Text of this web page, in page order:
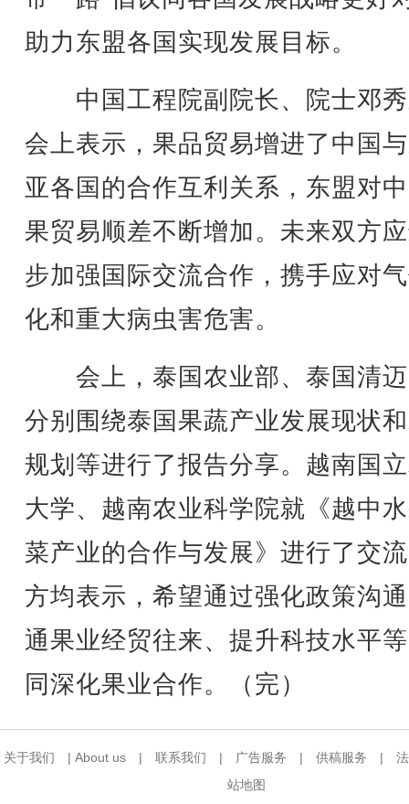
助力东盟各国实现发展目标。
中国工程院副院长、院士邓
会上表示，果品贸易增进了中国
亚各国的合作互利关系，东盟对
果贸易顺差不断增加。未来双方
步加强国际交流合作，携手应对
化和重大病虫害危害。
会上，泰国农业部、泰国清
分别围绕泰国果蔬产业发展现状
规划等进行了报告分享。越南国
大学、越南农业科学院就《越中
菜产业的合作与发展》进行了交
方均表示，希望通过强化政策沟
通果业经贸往来、提升科技水平
同深化果业合作。（完）
关于我们 | About us | 联系我们 | 广告服务 | 供稿服务 |
站地图